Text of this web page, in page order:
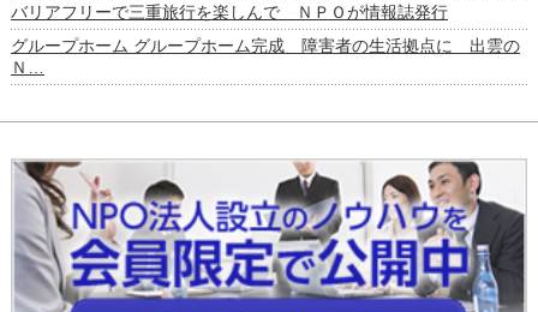
バリアフリーで三重旅行を楽しんで ＮＰＯが情報誌発行
グループホーム グループホーム完成 障害者の生活拠点に 出雲の
Ｎ…